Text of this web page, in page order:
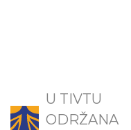
U TIVTU
ODRŽANA